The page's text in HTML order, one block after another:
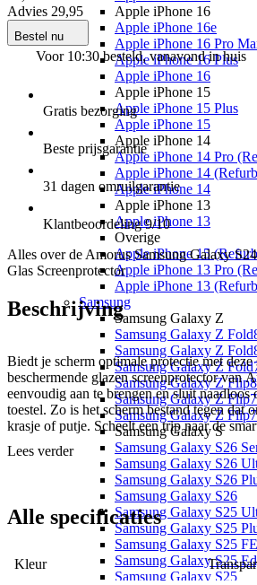
Apple iPhone 16
Apple iPhone 16e
Apple iPhone 16 Pro
Apple iPhone 16 Plus
Apple iPhone 16
Apple iPhone 15
Apple iPhone 15 Plus
Apple iPhone 15
Apple iPhone 14
Apple iPhone 14 Pro
Apple iPhone 14
Apple iPhone 14
Apple iPhone 13
Apple iPhone 13
Overige
Apple iPhone 15
Apple iPhone 13 Pro
Apple iPhone 13
Samsung
Samsung Galaxy Z
Samsung Galaxy Z
Samsung Galaxy Z
Samsung Galaxy Z
Samsung Galaxy Z
Samsung Galaxy Z
Samsung Galaxy Z
Samsung Galaxy S
Samsung Galaxy S26
Samsung Galaxy S26
Samsung Galaxy S26
Samsung Galaxy S26
Samsung Galaxy S25
Samsung Galaxy S25
Samsung Galaxy S25 FE
Samsung Galaxy S25
Samsung Galaxy S25
Advies 29,95
Bestel nu
Voor 10:30 besteld, vanavond in huis
Gratis bezorging
Beste prijsgarantie
31 dagen omruilgarantie
Klantbeoordeling9/10
Alles over de Amorus Samsung Galaxy
Glas Screenprotector
Beschrijving
Biedt je scherm optimale protectie met deze
beschermende glazen screenprotector van
eenvoudig aan te brengen en sluit naadloos
toestel. Zo is het scherm bestand tegen dat
krasje of putje. Scheelt een trip naar de
behoudt de inruilwaarde van je toestel.
Lees verder
Alle specificaties
Kleur